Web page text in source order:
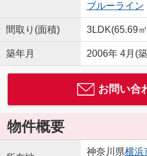
ブルーライン
間取り(面積) 3LDK(65.69
築年月 2006年 4月(
お問い合
物件概要
神奈川県横浜